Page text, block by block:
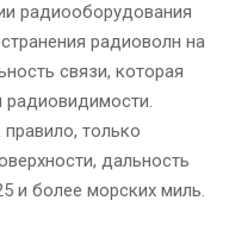
радиооборудования
радиоволн на
связи, которая
радиовидимости.
только
дальность
и более морских миль.